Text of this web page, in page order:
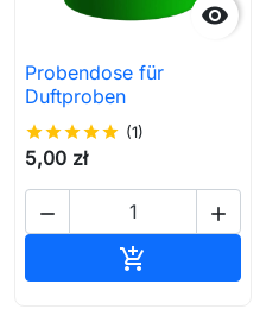

Probendose für
Duftproben
starstarstarstarstar (1)
5,00 zł
 
